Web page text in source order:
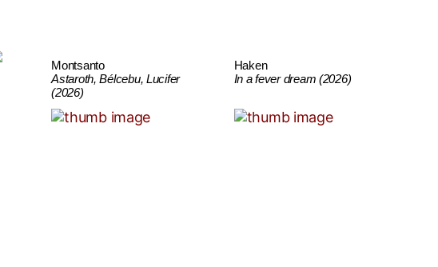
Montsanto
Astaroth, Bélcebu, Lucifer
(2026)
Haken
In a fever dream (2026)